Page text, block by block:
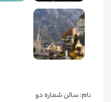
نام:سالن شماره دو